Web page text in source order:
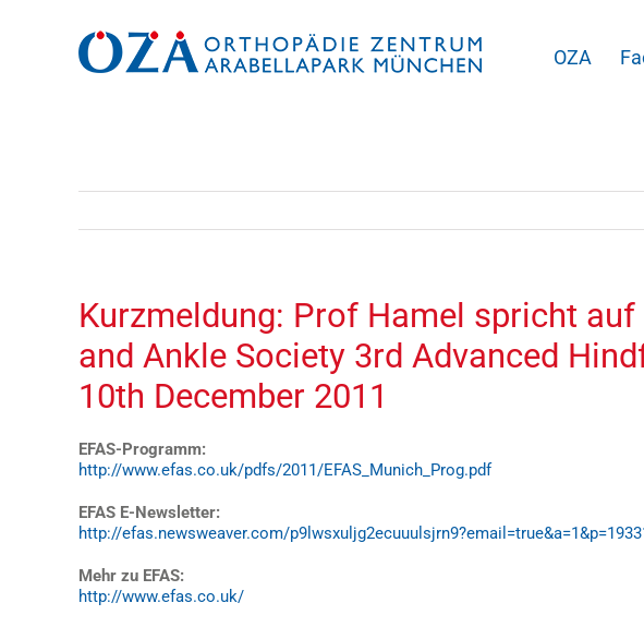
OZA
Kurzmeldung: Prof Hamel spricht
and Ankle Society 3rd Advanced
10th December 2011
EFAS-Programm:
http://www.efas.co.uk/pdfs/2011/EFAS_Munich_Prog.pdf
EFAS E-Newsletter:
http://efas.newsweaver.com/
Mehr zu EFAS:
http://www.efas.co.uk/